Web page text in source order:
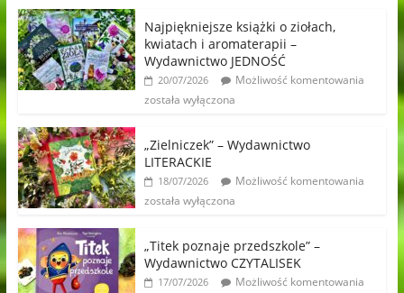
Najpiękniejsze książki o ziołach,
kwiatach i aromaterapii –
Wydawnictwo JEDNOŚĆ
20/07/2026
Możliwość komentowania
została wyłączona
„Zielniczek” – Wydawnictwo
LITERACKIE
18/07/2026
Możliwość komentowania
została wyłączona
„Titek poznaje przedszkole” –
Wydawnictwo CZYTALISEK
17/07/2026
Możliwość komentowania